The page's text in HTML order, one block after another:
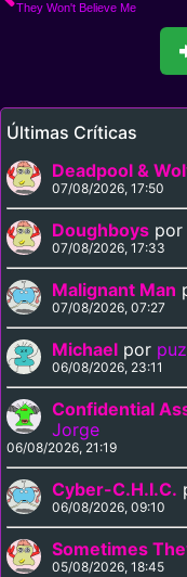
They Won't Believe Me
Últimas Críticas
Deadpool &
07/08/2026, 17:50
Doughboys por
07/08/2026, 17:33
Malignant Man
07/08/2026, 07:27
Michael por
06/08/2026, 23:11
Confidential
Jorge
06/08/2026, 21:19
Cyber-C.H.I.C.
06/08/2026, 09:10
Sometimes
05/08/2026, 18:45